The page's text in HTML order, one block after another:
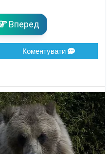
Вперед
Коментувати